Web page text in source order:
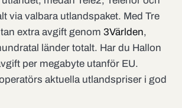
via valbara utlandspaket. Med Tre
extra avgift genom3Världen,
länder totalt. Har du Hallon
per megabyte utanför EU.
aktuella utlandspriser i god